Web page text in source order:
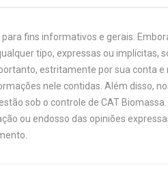
fins informativos e gerais.
tipo, expressas ou implícitas,
estritamente por sua conta
nele contidas. Além disso,
sob o controle de CAT
ou endosso das opiniões